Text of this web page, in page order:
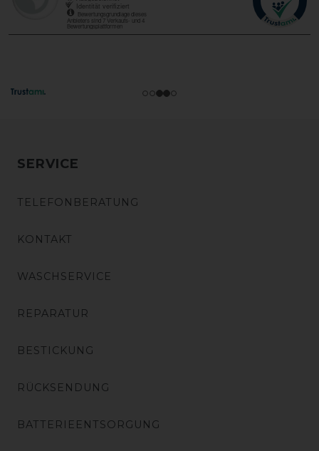
SERVICE
TELEFONBERATUNG
KONTAKT
WASCHSERVICE
REPARATUR
BESTICKUNG
RÜCKSENDUNG
BATTERIEENTSORGUNG